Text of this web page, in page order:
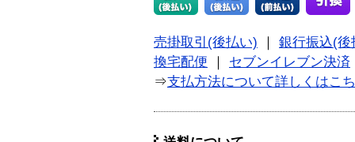
売掛取引(後払い)
銀行振込(後
換宅配便
セブンイレブン決済
⇒支払方法について詳しくはこ